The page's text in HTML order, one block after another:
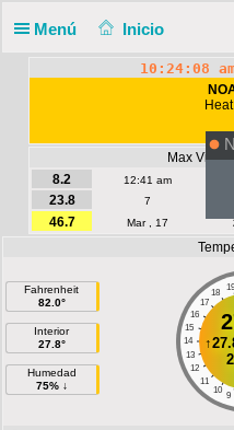
Menú Inicio
10:24:08
Max
8.2
12:41 am
23.8
7
46.7
Mar , 17
Fahrenheit
82.0°
Interior
27.8°
Humedad
75% ↓
19
18
17
16
15
14
13
12
11
10
9
↑